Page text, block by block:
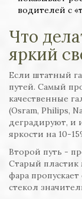
водителей с
Что
яркий
Если штатный
путей. Самый
качественные
(Osram, Philips,
деградируют, и
яркости на 10-
Второй путь -
Старый пластик
фара
стекол